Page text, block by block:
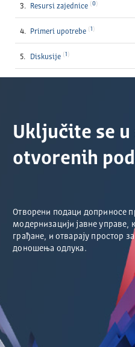
Resursi zajednice 0
Primeri upotrebe 1
Diskusije 1
Uključite se u
otvorenih
Отворени подаци доприносе
модернизацији јавне управе,
грађане, и отварају простор
доношења одлука.